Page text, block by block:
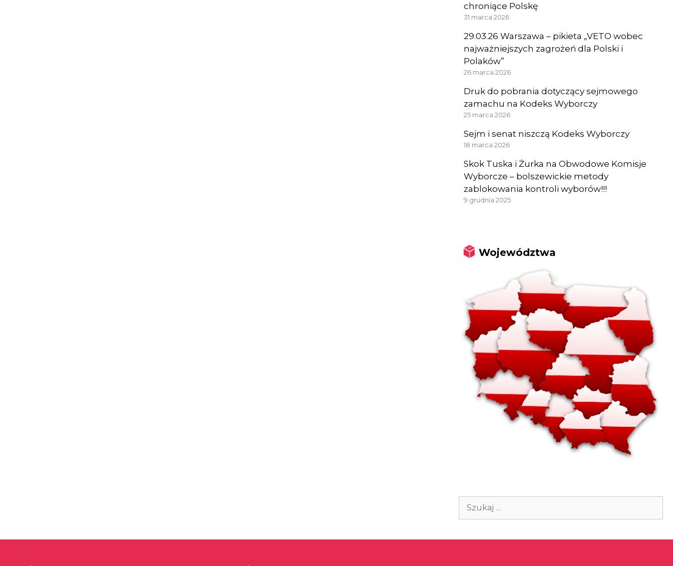
chroniące Polskę
31 marca 2026
29.03.26 Warszawa – pikieta „VETO wobec
najważniejszych zagrożeń dla Polski i
Polaków”
26 marca 2026
Druk do pobrania dotyczący sejmowego
zamachu na Kodeks Wyborczy
25 marca 2026
Sejm i senat niszczą Kodeks Wyborczy
18 marca 2026
Skok Tuska i Żurka na Obwodowe Komisje
Wyborcze – bolszewickie metody
zablokowania kontroli wyborów!!!
9 grudnia 2025
Województwa
Szukaj: